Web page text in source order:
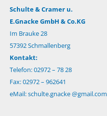
Schulte & Cramer u.
E.Gnacke GmbH & Co.KG
Im Brauke 28
57392 Schmallenberg
Kontakt:
Telefon: 02972 – 78 28
Fax: 02972 – 962641
eMail:schulte.gnacke @gmail.com